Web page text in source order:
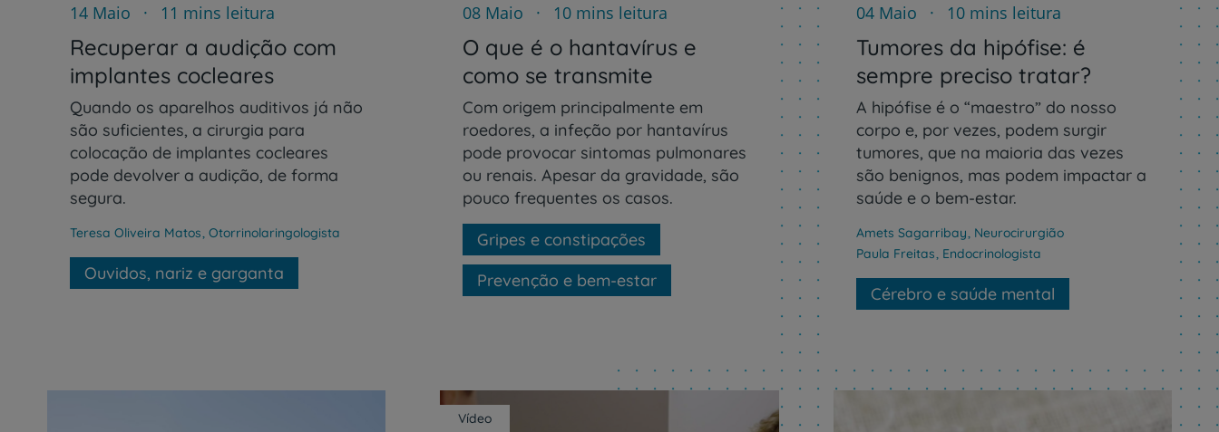
Prevenção e bem-estar
Grandes Áreas da Saúde
Serviços CUF
My CUF
14 Maio 11 mins leitura
Recuperar a audição com
implantes cocleares
Quando os aparelhos auditivos já não
são suficientes, a cirurgia para
colocação de implantes cocleares
pode devolver a audição, de forma
segura.
Teresa Oliveira Matos, Otorrinolaringologista
Ouvidos, nariz e garganta
08 Maio 10 mins leitura
O que é o hantavírus e
como se transmite
Com origem principalmente em
roedores, a infeção por hantavírus
pode provocar sintomas pulmonares
ou renais. Apesar da gravidade, são
pouco frequentes os casos.
Gripes e constipações
Prevenção e bem-estar
04 Maio 10 mins leitura
Tumores da hipófise: é
sempre preciso tratar?
A hipófise é o “maestro” do nosso
corpo e, por vezes, podem surgir
tumores, que na maioria das vezes
são benignos, mas podem impactar a
saúde e o bem-estar.
Amets Sagarribay, Neurocirurgião
Paula Freitas, Endocrinologista
Cérebro e saúde mental
Vídeo